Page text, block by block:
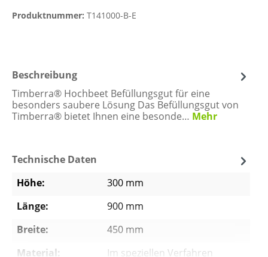
Produktnummer: T141000-B-E
Beschreibung
Timberra® Hochbeet Befüllungsgut für eine
besonders saubere Lösung Das Befüllungsgut von
Timberra® bietet Ihnen eine besonde… Mehr
Technische Daten
Höhe:
300 mm
Länge:
900 mm
Breite:
450 mm
Material:
Im speziellen Verfahren